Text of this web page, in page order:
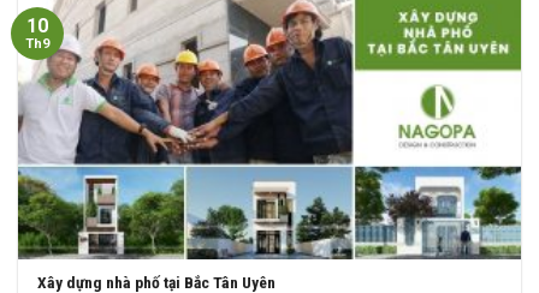
Xây dựng nhà phố tại Bắc Tân Uyên
10
Th9